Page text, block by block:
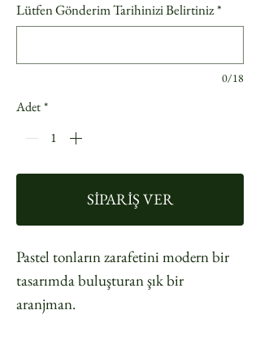
Lütfen Gönderim Tarihinizi Belirtiniz*
0/18
Adet*
SİPARİŞ VER
Pastel tonların zarafetini modern bir
tasarımda buluşturan şık bir
aranjman.